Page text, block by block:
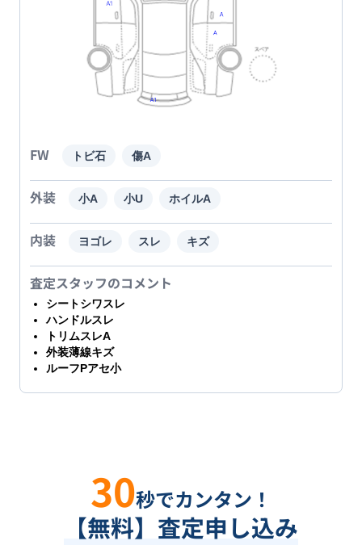
FW トビ石 傷A
外装 小A 小U ホイルA
内装 ヨゴレ スレ キズ
査定スタッフのコメント
シートシワスレ
ハンドルスレ
トリムスレA
外装薄線キズ
ルーフPアセ小
30秒でカンタン！
【無料】査定申し込み